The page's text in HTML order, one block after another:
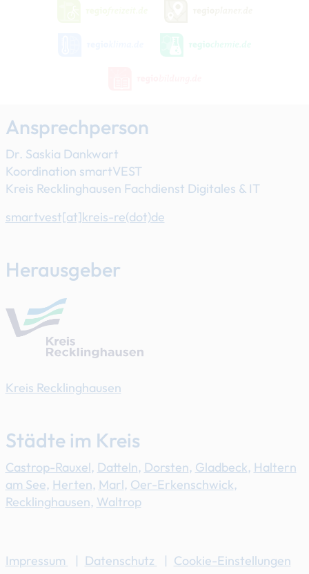
Ansprechperson
Dr. Saskia Dankwart
Koordination smartVEST
Kreis Recklinghausen Fachdienst Digitales & IT
smartvest[at]​kreis-re(dot)de
Herausgeber
Kreis Recklinghausen
Städte im Kreis
Castrop-Rauxel, Datteln, Dorsten, Gladbeck, Haltern
am See, Herten, Marl, Oer-Erkenschwick,
Recklinghausen, Waltrop
Impressum | Datenschutz | Cookie-Einstellungen